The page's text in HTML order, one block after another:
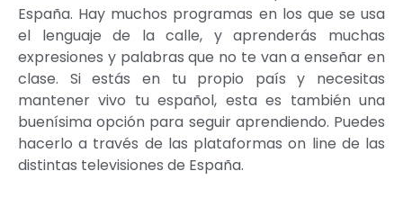
España. Hay muchos programas en los que se usa
el lenguaje de la calle, y aprenderás muchas
expresiones y palabras que no te van a enseñar en
clase. Si estás en tu propio país y necesitas
mantener vivo tu español, esta es también una
buenísima opción para seguir aprendiendo. Puedes
hacerlo a través de las plataformas on line de las
distintas televisiones de España.